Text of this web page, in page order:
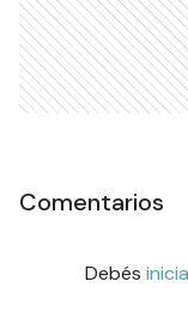
Comentarios
Debés